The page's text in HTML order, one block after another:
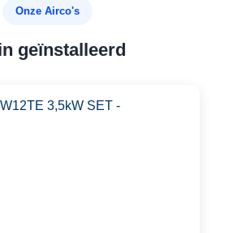
Onze Airco's
geïnstalleerd